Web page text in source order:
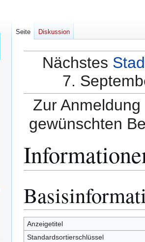
Nächstes
7.
Zur
gewünschten
Navigation
Suche
Anzeigetitel
Standardsortierschlüssel
Seite Diskussion